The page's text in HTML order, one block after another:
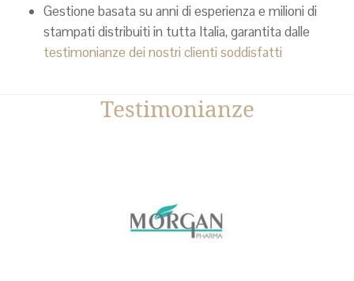
Gestione basata su anni di esperienza e milioni di
stampati distribuiti in tutta Italia, garantita dalle
testimonianze dei nostri clienti soddisfatti
Testimonianze